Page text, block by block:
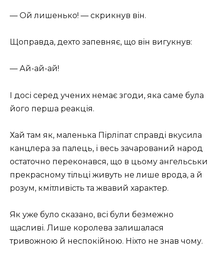
— Ой лишенько! — скрикнув він.
Щоправда, дехто запевняє, що він вигукнув:
— Ай-ай-ай!
І досі серед учених немає згоди, яка саме була
його перша реакція.
Хай там як, маленька Пірліпат справді вкусила
канцлера за палець, і весь зачарований народ
остаточно переконався, що в цьому ангельськи
прекрасному тільці живуть не лише врода, а й
розум, кмітливість та жвавий характер.
Як уже було сказано, всі були безмежно
щасливі. Лише королева залишалася
тривожною й неспокійною. Ніхто не знав чому.